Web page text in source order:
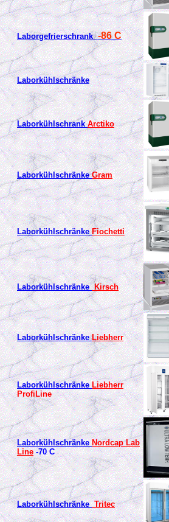
Laborgefrierschrank-86 C
Laborkühlschränke
LaborkühlschrankArctiko
LaborkühlschränkeGram
LaborkühlschränkeFiochetti
LaborkühlschränkeKirsch
LaborkühlschränkeLiebherr
LaborkühlschränkeLiebherr
ProfiLine
LaborkühlschränkeNordcap Lab
Line-70 C
LaborkühlschränkeTritec